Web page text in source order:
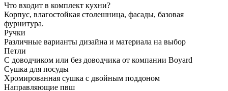
Что входит в комплект кухни?
Корпус, влагостойкая столешница, фасады, базовая
фурнитура.
Ручки
Различные варианты дизайна и материала на выбор
Петли
С доводчиком или без доводчика от компании Boyard
Сушка для посуды
Хромированная сушка с двойным поддоном
Направляющие пвш